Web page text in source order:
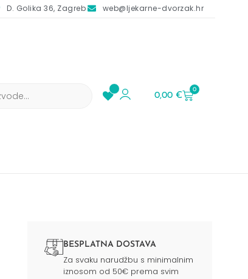
D. Golika 36, Zagreb web@ljekarne-dvorzak.hr
0,00€
0
BESPLATNA DOSTAVA
Za svaku narudžbu s minimalnim
iznosom od 50€ prema svim